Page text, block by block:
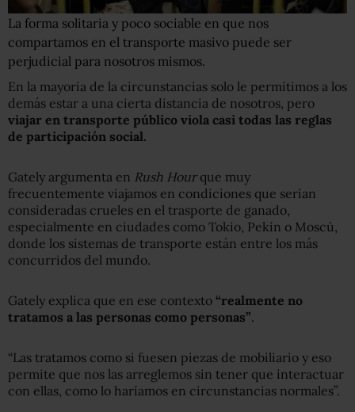
La forma solitaria y poco sociable en que nos
compartamos en el transporte masivo puede ser
perjudicial para nosotros mismos.
En la mayoría de la circunstancias solo le permitimos a los
demás estar a una cierta distancia de nosotros, pero
viajar en transporte público viola casi todas las reglas
de participación social.
Gately argumenta en Rush Hourque muy
frecuentemente viajamos en condiciones que serían
consideradas crueles en el trasporte de ganado,
especialmente en ciudades como Tokio, Pekín o Moscú,
donde los sistemas de transporte están entre los más
concurridos del mundo.
Gately explica que en ese contexto “realmente no
tratamos a las personas como personas”.
“Las tratamos como si fuesen piezas de mobiliario y eso
permite que nos las arreglemos sin tener que interactuar
con ellas, como lo haríamos en circunstancias normales”.